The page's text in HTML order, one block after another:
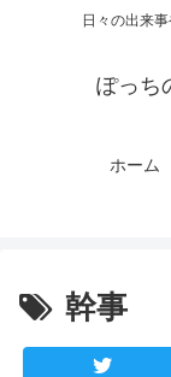
日々の出来
ぽっち
ホーム
幹事